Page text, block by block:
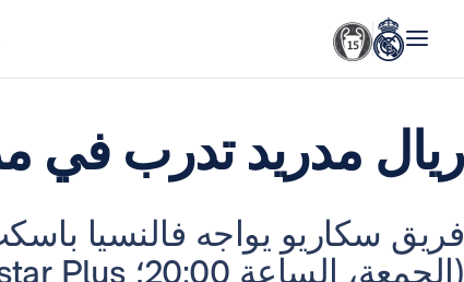
ريال مدريد تدرب في
فريق سكاريو يواجه فالنسيا
(الجمعة، الساعة 20:00؛ Movistar Plus+).